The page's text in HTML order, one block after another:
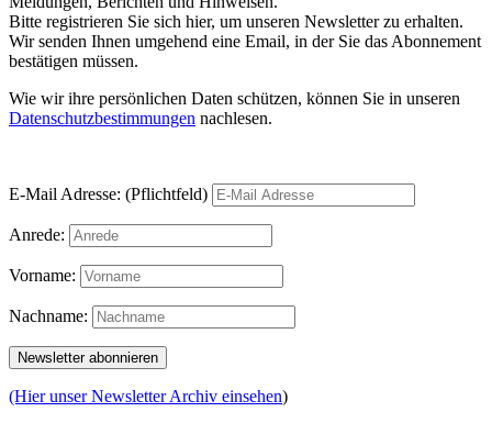
Bitte registrieren Sie sich hier, um unseren Newsletter zu erhalten.
Wir senden Ihnen umgehend eine Email, in der Sie das Abonnement
bestätigen müssen.
Wie wir ihre persönlichen Daten schützen, können Sie in unseren
Datenschutzbestimmungen nachlesen.
E-Mail Adresse: (Pflichtfeld)
Anrede:
Vorname:
Nachname:
(Hier unser Newsletter Archiv einsehen)